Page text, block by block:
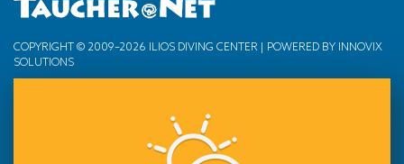
COPYRIGHT © 2009–2026 ILIOS DIVING CENTER | POWERED BY INNOVIX
SOLUTIONS